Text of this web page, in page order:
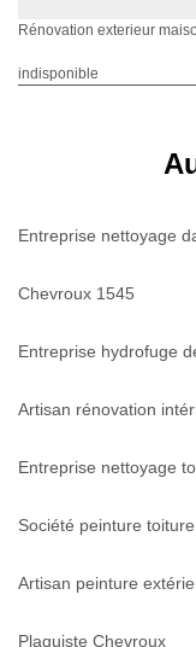
Rénovation exterieur
indisponible
Entreprise nettoyage
Chevroux 1545
Entreprise hydrofuge
Artisan rénovation
Entreprise nettoyage
Société peinture
Artisan peinture
Plaquiste Chevroux